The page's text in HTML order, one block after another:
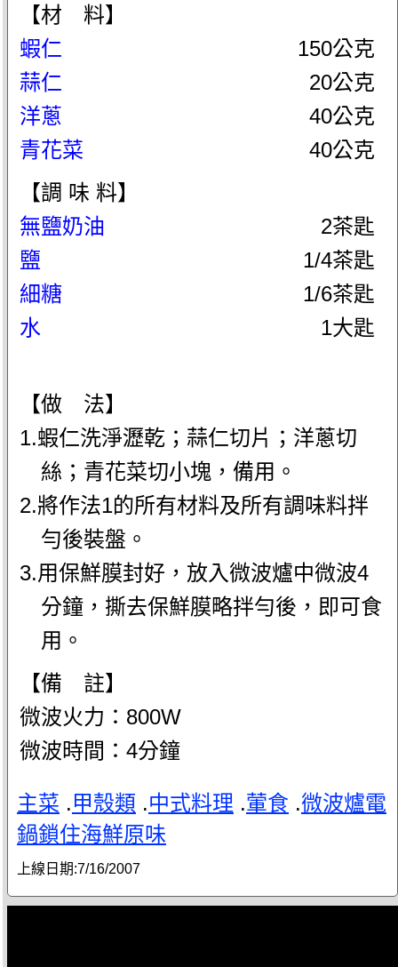
【材 料】
蝦仁
150公克
蒜仁
20公克
洋蔥
40公克
青花菜
40公克
【調 味 料】
無鹽奶油
2茶匙
鹽
1/4茶匙
細糖
1/6茶匙
水
1大匙
【做 法】
1.蝦仁洗淨瀝乾；蒜仁切片；洋蔥切
絲；青花菜切小塊，備用。
2.將作法1的所有材料及所有調味料拌
勻後裝盤。
3.用保鮮膜封好，放入微波爐中微波4
分鐘，撕去保鮮膜略拌勻後，即可食
用。
【備 註】
微波火力：800W
微波時間：4分鐘
主菜 .甲殼類 .中式料理 .葷食 .微波爐電
鍋鎖住海鮮原味
上線日期:7/16/2007